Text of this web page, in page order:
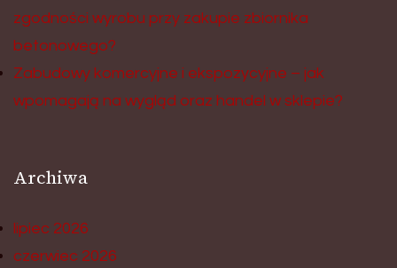
zgodności wyrobu przy zakupie zbiornika
betonowego?
Zabudowy komercyjne i ekspozycyjne – jak
wpomagają na wygląd oraz handel w sklepie?
Archiwa
lipiec 2026
czerwiec 2026